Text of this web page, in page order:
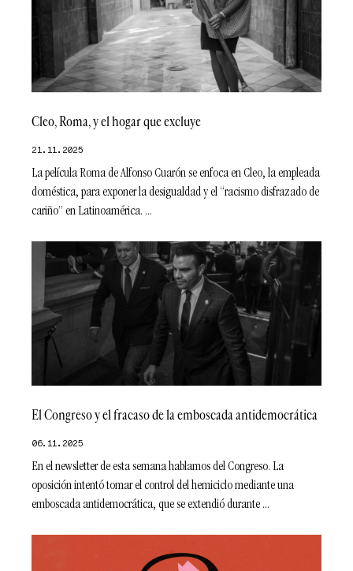
Cleo, Roma, y el hogar que excluye
21.11.2025
La película Roma de Alfonso Cuarón se enfoca en Cleo, la empleada
doméstica, para exponer la desigualdad y el “racismo disfrazado de
cariño” en Latinoamérica.
El Congreso y el fracaso de la emboscada antidemocrática
06.11.2025
En el newsletter de esta semana hablamos del Congreso. La
oposición intentó tomar el control del hemiciclo mediante una
emboscada antidemocrática, que se extendió durante